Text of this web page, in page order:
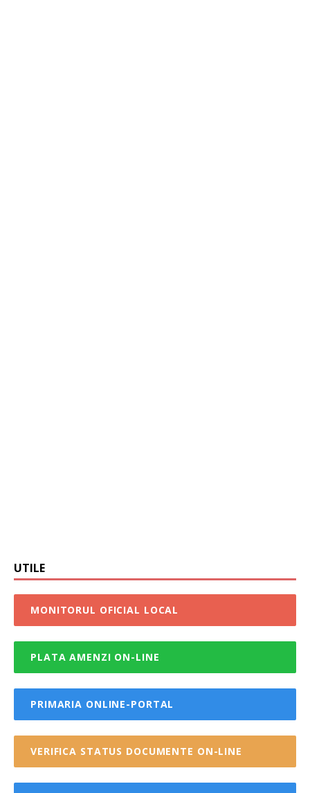
UTILE
MONITORUL OFICIAL LOCAL
PLATA AMENZI ON-LINE
PRIMARIA ONLINE-PORTAL
VERIFICA STATUS DOCUMENTE ON-LINE